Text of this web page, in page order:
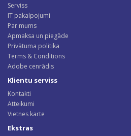
Serviss
IT pakalpojumi
Par mums
Apmaksa un piegāde
Privātuma politika
Terms & Conditions
Adobe cenrādis
Klientu serviss
Kontakti
Atteikumi
Vietnes karte
Ekstras